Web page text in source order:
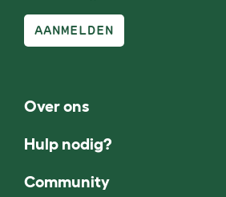
AANMELDEN
Over ons
Hulp nodig?
Community